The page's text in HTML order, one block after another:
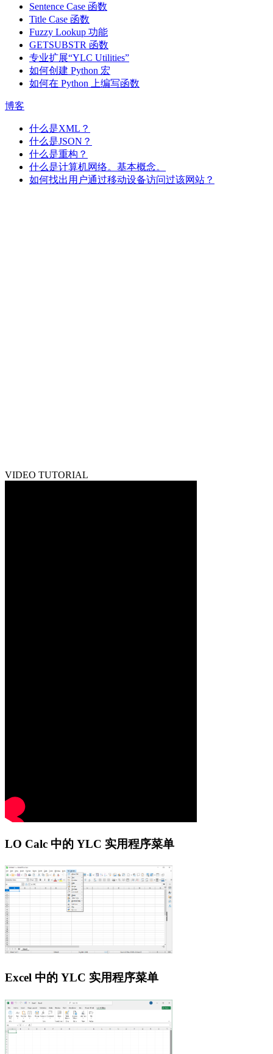
Sentence Case 函数
Title Case 函数
Fuzzy Lookup 功能
GETSUBSTR 函数
专业扩展“YLC Utilities”
如何创建 Python 宏
如何在 Python 上编写函数
博客
什么是XML？
什么是JSON？
什么是重构？
什么是计算机网络。基本概念。
如何找出用户通过移动设备访问过该网站？
VIDEO TUTORIAL
LO Calc 中的 YLC 实用程序菜单
Excel 中的 YLC 实用程序菜单